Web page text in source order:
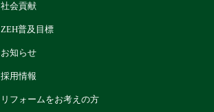
社会貢献
ZEH普及目標
お知らせ
採用情報
リフォームをお考えの方